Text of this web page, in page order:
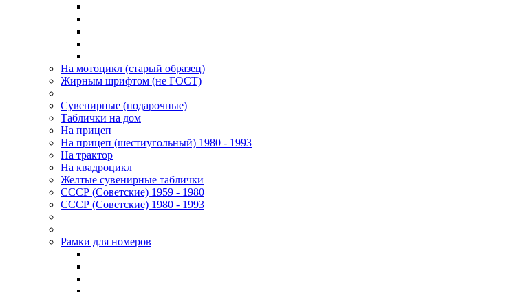
На мотоцикл (старый образец)
Жирным шрифтом (не ГОСТ)
Сувенирные (подарочные)
Таблички на дом
На прицеп
На прицеп (шестиугольный) 1980 - 1993
На трактор
На квадроцикл
Желтые сувенирные таблички
СССР (Советские) 1959 - 1980
СССР (Советские) 1980 - 1993
Рамки для номеров